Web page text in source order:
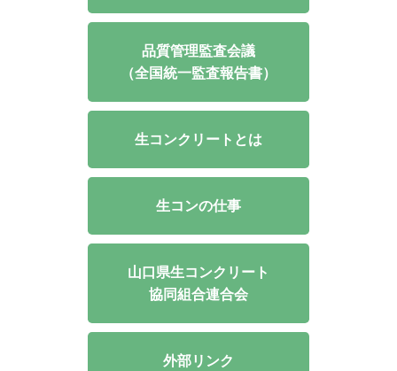
品質管理監査会議
（全国統一監査報告書）
生コンクリートとは
生コンの仕事
山口県生コンクリート
協同組合連合会
外部リンク